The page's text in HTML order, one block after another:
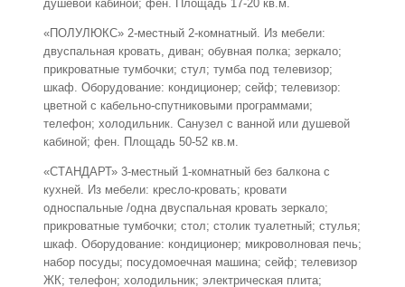
душевой кабиной; фен. Площадь 17-20 кв.м.
«ПОЛУЛЮКС» 2-местный 2-комнатный. Из мебели:
двуспальная кровать, диван; обувная полка; зеркало;
прикроватные тумбочки; стул; тумба под телевизор;
шкаф. Оборудование: кондиционер; сейф; телевизор:
цветной с кабельно-спутниковыми программами;
телефон; холодильник. Санузел с ванной или душевой
кабиной; фен. Площадь 50-52 кв.м.
«СТАНДАРТ» 3-местный 1-комнатный без балкона с
кухней. Из мебели: кресло-кровать; кровати
односпальные /одна двуспальная кровать зеркало;
прикроватные тумбочки; стол; столик туалетный; стулья;
шкаф. Оборудование: кондиционер; микроволновая печь;
набор посуды; посудомоечная машина; сейф; телевизор
ЖК; телефон; холодильник; электрическая плита;